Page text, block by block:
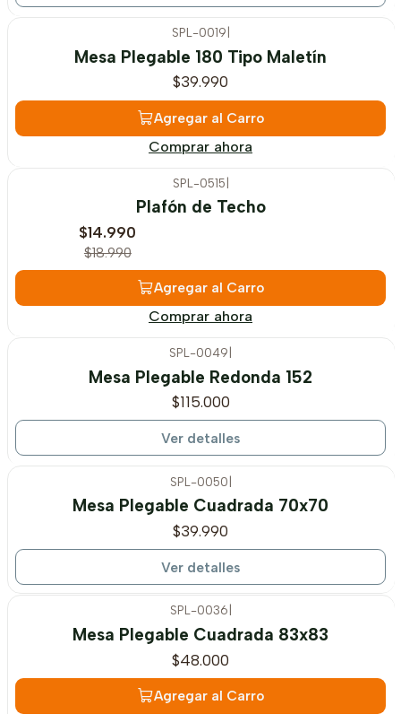
SPL-0019
Mesa Plegable 180 Tipo Maletín
$39.990
Agregar al Carro
Comprar ahora
SPL-0515
Plafón de Techo
$14.990
$18.990
Agregar al Carro
Comprar ahora
Agotado
SPL-0049
Mesa Plegable Redonda 152
$115.000
Ver detalles
Agotado
SPL-0050
Mesa Plegable Cuadrada 70x70
$39.990
Ver detalles
SPL-0036
Mesa Plegable Cuadrada 83x83
$48.000
Agregar al Carro